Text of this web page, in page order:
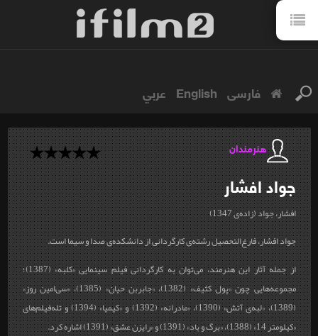
فارسی English عربي
هنرمندان
جوادافشار
افشار، جواد (زاده‌ی 1347)
جواد افشار، فارغ‌التحصیل رشته‌ی کارگردانی از دانشکده‌ی صدا و سیما است.
از جمله آثار این هنرمند، می‌توان به کارگردانی فیلم سینمایی «کلبه» (1387)؛
مجموعه‌هایی چون «پول کثیف» (1382)، «جابربن حیان» (1385)، «سی‌امین روز»
(1389)، «لبه‌ی آتش» (1390)، «مادرانه» (1392) و «کیمیا» (1394) و تله‌فیلم‌‌‌های
«کیلومتر 14» (1388)، «برگ و باد» (1391) و «رایزن عشق» (1391) اشاره کرد.